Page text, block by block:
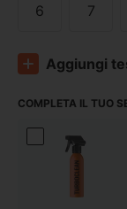
6 7
Aggiungi
COMPLETA IL TUO